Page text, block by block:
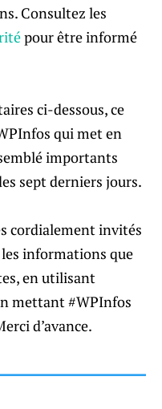
Consultez les
pour être informé
ci-dessous, ce
qui met en
importants
sept derniers jours.
cordialement invités
informations que
en utilisant
mettant #WPInfos
d’avance.